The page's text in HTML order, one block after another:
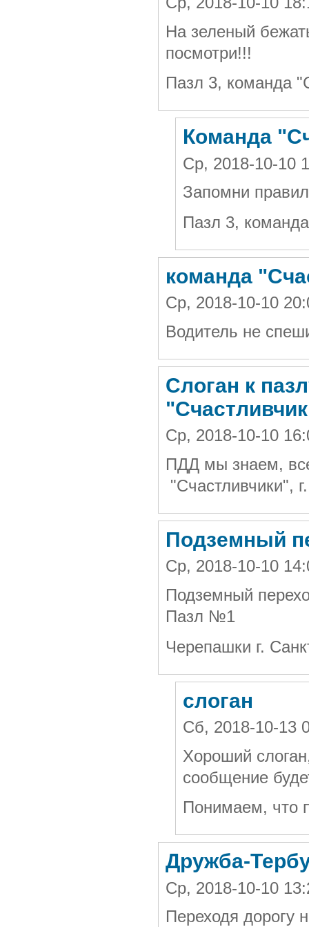
На зеленый
посмотри!!!
Пазл 3, команда
Команда
Ср, 2018-10-10
Запомни
Пазл 3,
команда
Ср, 2018-10-10
Водитель не
Слоган к
Ср, 2018-10-10
ПДД мы знаем,
"Счастливчики",
Подземный
Ср, 2018-10-10
Подземный
Пазл №1
Черепашки г.
слоган
Сб, 2018-10-13
Хороший
сообщение
Понимаем, что
Дружба-
Ср, 2018-10-10
Переходя дорогу